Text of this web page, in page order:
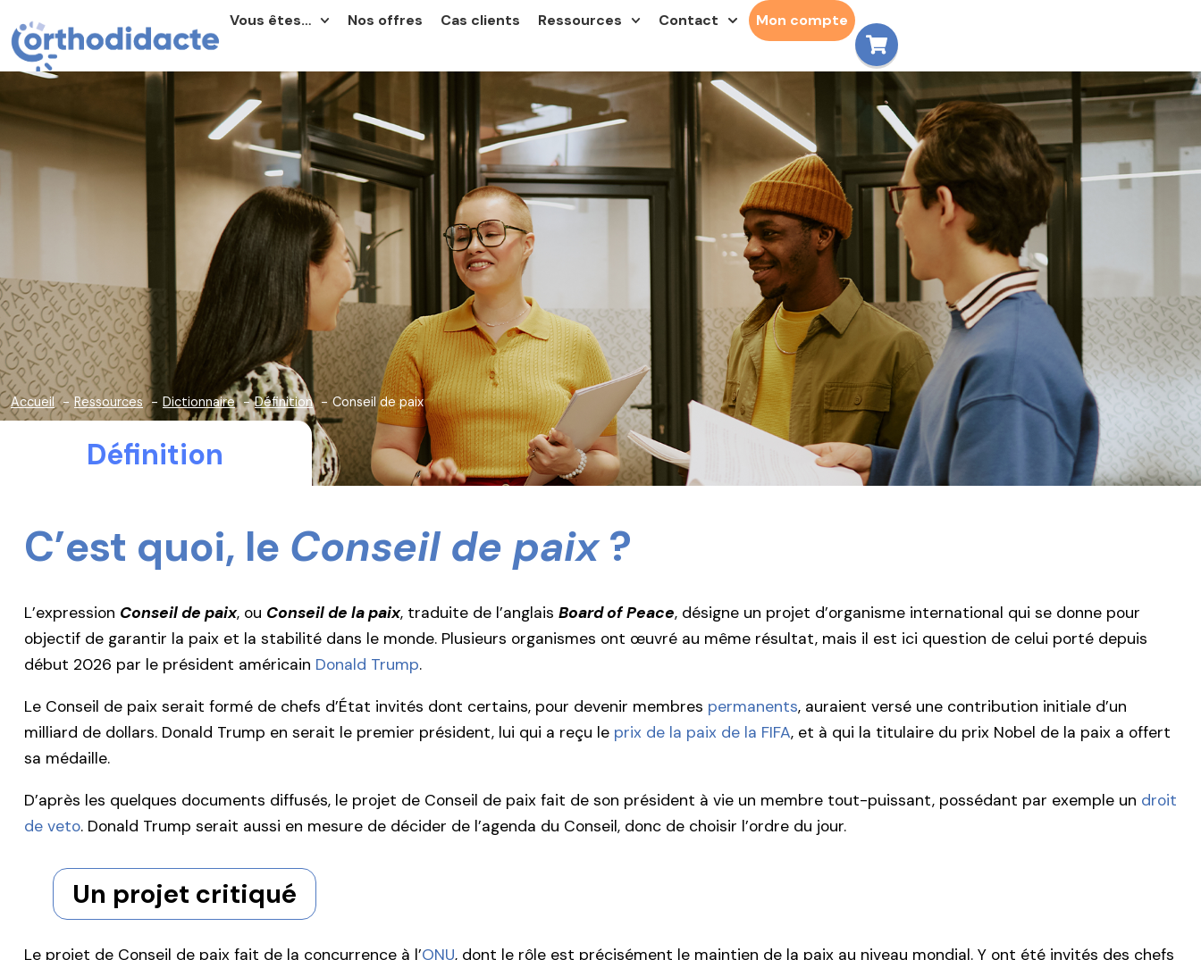
Vous êtes… Nos offres Cas clients Ressources Contact Mon compte
Accueil Ressources Dictionnaire Définition Conseil de paix
Définition
C’est quoi, le Conseil de paix?
L’expression Conseil de paix, ou Conseil de la paix, traduite de l’anglais Board of Peace, désigne un projet d’organisme international qui se donne pour
objectif de garantir la paix et la stabilité dans le monde. Plusieurs organismes ont œuvré au même résultat, mais il est ici question de celui porté depuis
début 2026 par le président américain Donald Trump.
Le Conseil de paix serait formé de chefs d’État invités dont certains, pour devenir membres permanents, auraient versé une contribution initiale d’un
milliard de dollars. Donald Trump en serait le premier président, lui qui a reçu le prix de la paix de la FIFA, et à qui la titulaire du prix Nobel de la paix a offert
sa médaille.
D’après les quelques documents diffusés, le projet de Conseil de paix fait de son président à vie un membre tout-puissant, possédant par exemple un droit
de veto. Donald Trump serait aussi en mesure de décider de l’agenda du Conseil, donc de choisir l’ordre du jour.
Un projet critiqué
Le projet de Conseil de paix fait de la concurrence à l’ONU, dont le rôle est précisément le maintien de la paix au niveau mondial. Y ont été invités des chefs